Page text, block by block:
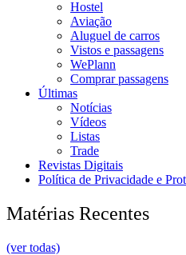
Hostel
Aviação
Aluguel de carros
Vistos e passagens
WePlann
Comprar passagens
Últimas
Notícias
Vídeos
Listas
Trade
Revistas Digitais
Política de Privacidade e
Matérias Recentes
(ver todas)